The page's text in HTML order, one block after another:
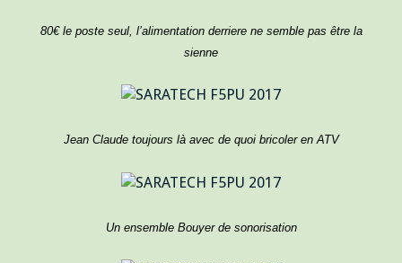
80€ le poste seul, l’alimentation derriere ne semble pas être la
sienne
Jean Claude toujours là avec de quoi bricoler en ATV
Un ensemble Bouyer de sonorisation